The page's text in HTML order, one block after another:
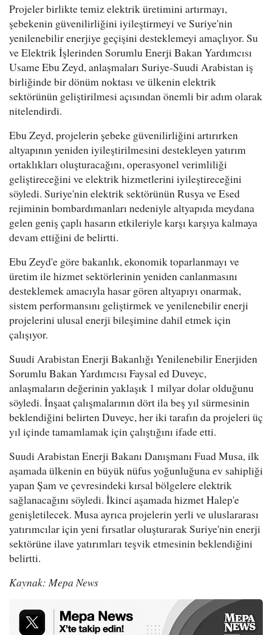
Projeler birlikte temiz elektrik üretimini artırmayı,
şebekenin güvenilirliğini iyileştirmeyi ve Suriye'nin
yenilenebilir enerjiye geçişini desteklemeyi amaçlıyor. Su
ve Elektrik İşlerinden Sorumlu Enerji Bakan Yardımcısı
Usame Ebu Zeyd, anlaşmaları Suriye-Suudi Arabistan iş
birliğinde bir dönüm noktası ve ülkenin elektrik
sektörünün geliştirilmesi açısından önemli bir adım olarak
nitelendirdi.
Ebu Zeyd, projelerin şebeke güvenilirliğini artırırken
altyapının yeniden iyileştirilmesini destekleyen yatırım
ortaklıkları oluşturacağını, operasyonel verimliliği
geliştireceğini ve elektrik hizmetlerini iyileştireceğini
söyledi. Suriye'nin elektrik sektörünün Rusya ve Esed
rejiminin bombardımanları nedeniyle altyapıda meydana
gelen geniş çaplı hasarın etkileriyle karşı karşıya kalmaya
devam ettiğini de belirtti.
Ebu Zeyd'e göre bakanlık, ekonomik toparlanmayı ve
üretim ile hizmet sektörlerinin yeniden canlanmasını
desteklemek amacıyla hasar gören altyapıyı onarmak,
sistem performansını geliştirmek ve yenilenebilir enerji
projelerini ulusal enerji bileşimine dahil etmek için
çalışıyor.
Suudi Arabistan Enerji Bakanlığı Yenilenebilir Enerjiden
Sorumlu Bakan Yardımcısı Faysal ed Duveyc,
anlaşmaların değerinin yaklaşık 1 milyar dolar olduğunu
söyledi. İnşaat çalışmalarının dört ila beş yıl sürmesinin
beklendiğini belirten Duveyc, her iki tarafın da projeleri üç
yıl içinde tamamlamak için çalıştığını ifade etti.
Suudi Arabistan Enerji Bakanı Danışmanı Fuad Musa, ilk
aşamada ülkenin en büyük nüfus yoğunluğuna ev sahipliği
yapan Şam ve çevresindeki kırsal bölgelere elektrik
sağlanacağını söyledi. İkinci aşamada hizmet Halep'e
genişletilecek. Musa ayrıca projelerin yerli ve uluslararası
yatırımcılar için yeni fırsatlar oluşturarak Suriye'nin enerji
sektörüne ilave yatırımları teşvik etmesinin beklendiğini
belirtti.
Kaynak: Mepa News